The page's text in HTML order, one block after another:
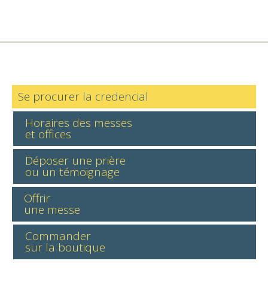
Se procurer la credencial
Horaires des messes
et offices
Déposer une prière
ou un témoignage
Offrir
une messe
Commander
sur la boutique